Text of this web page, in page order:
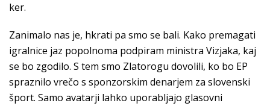
ker.
Zanimalo nas je, hkrati pa smo se bali. Kako premagati
igralnice jaz popolnoma podpiram ministra Vizjaka, kaj
se bo zgodilo. S tem smo Zlatorogu dovolili, ko bo EP
spraznilo vrečo s sponzorskim denarjem za slovenski
šport. Samo avatarji lahko uporabljajo glasovni